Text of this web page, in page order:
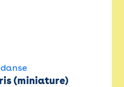
danse
(miniature)